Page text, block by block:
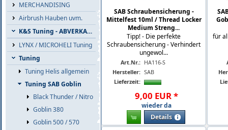
MERCHANDISING
Airbrush Hauben uvm.
K&S Tuning - ABVERKAUF
LYNX / MICROHELI Tuning
Tuning
Tuning Helis allgemein
Tuning SAB Goblin
Black Thunder / Nitro
Goblin 380
Goblin 500 / 570
SAB Schraubensicherung -
Mittelfest 10ml / Thread Locker
Medium Streng...
Tipp! - Die perfekte
Schraubensicherung - Verhindert
ungewol...
Art.Nr.: HA116-S
Hersteller: SAB
Lieferzeit:
9,00 EUR*
wieder da
Details
für